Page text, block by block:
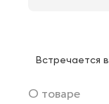
Встречается
О товаре